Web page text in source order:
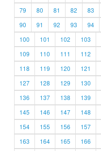
79
80 81 82 83
90
91 92 93 94
100
101 102 103
109
110 111 112
118
119 120 121
127
128 129 130
136
137 138 139
145
146 147 148
154
155 156 157
163
164 165 166